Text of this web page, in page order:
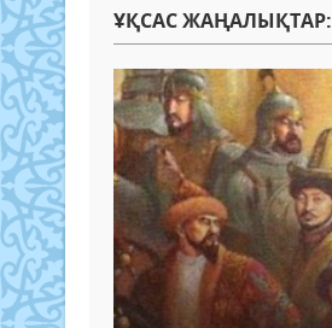
ҰҚСАС ЖАҢАЛЫҚТАР: